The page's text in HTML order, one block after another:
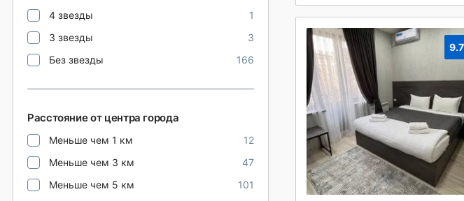
4 звезды
1
3 звезды
3
Без звезды
166
Расстояние от центра города
Меньше чем 1 км
12
Меньше чем 3 км
47
Меньше чем 5 км
101
9.7